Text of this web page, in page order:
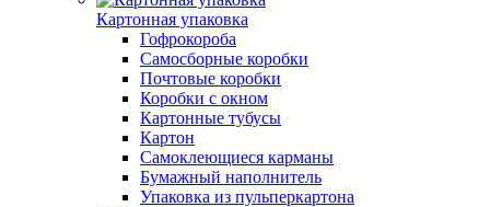
Картонная упаковка
Гофрокороба
Самосборные коробки
Почтовые коробки
Коробки с окном
Картонные тубусы
Картон
Самоклеющиеся карманы
Бумажный наполнитель
Упаковка из пульперкартона